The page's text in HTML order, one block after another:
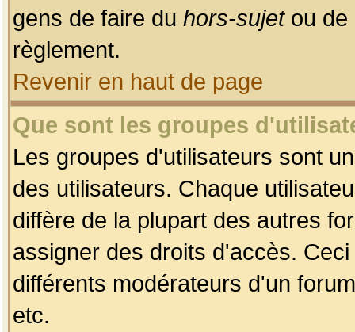
gens de faire du hors-sujetou de
règlement.
Revenir en haut de page
Que sont les groupes
Les groupes d'utilisateurs sont
des utilisateurs. Chaque
diffère de la plupart des autres
assigner des droits d'accès.
différents modérateurs d'un
etc.